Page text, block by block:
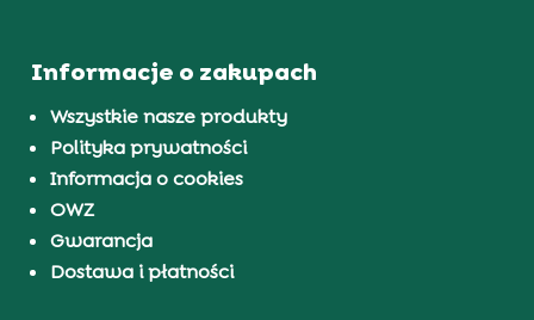
Informacje o zakupach
Wszystkie nasze produkty
Polityka prywatności
Informacja o cookies
OWZ
Gwarancja
Dostawa i płatności